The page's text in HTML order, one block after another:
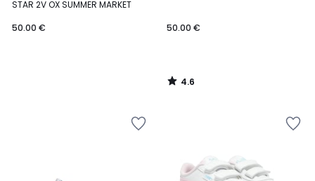
STAR 2V OX SUMMER MARKET
50.00 €
50.00 €
4.6
/